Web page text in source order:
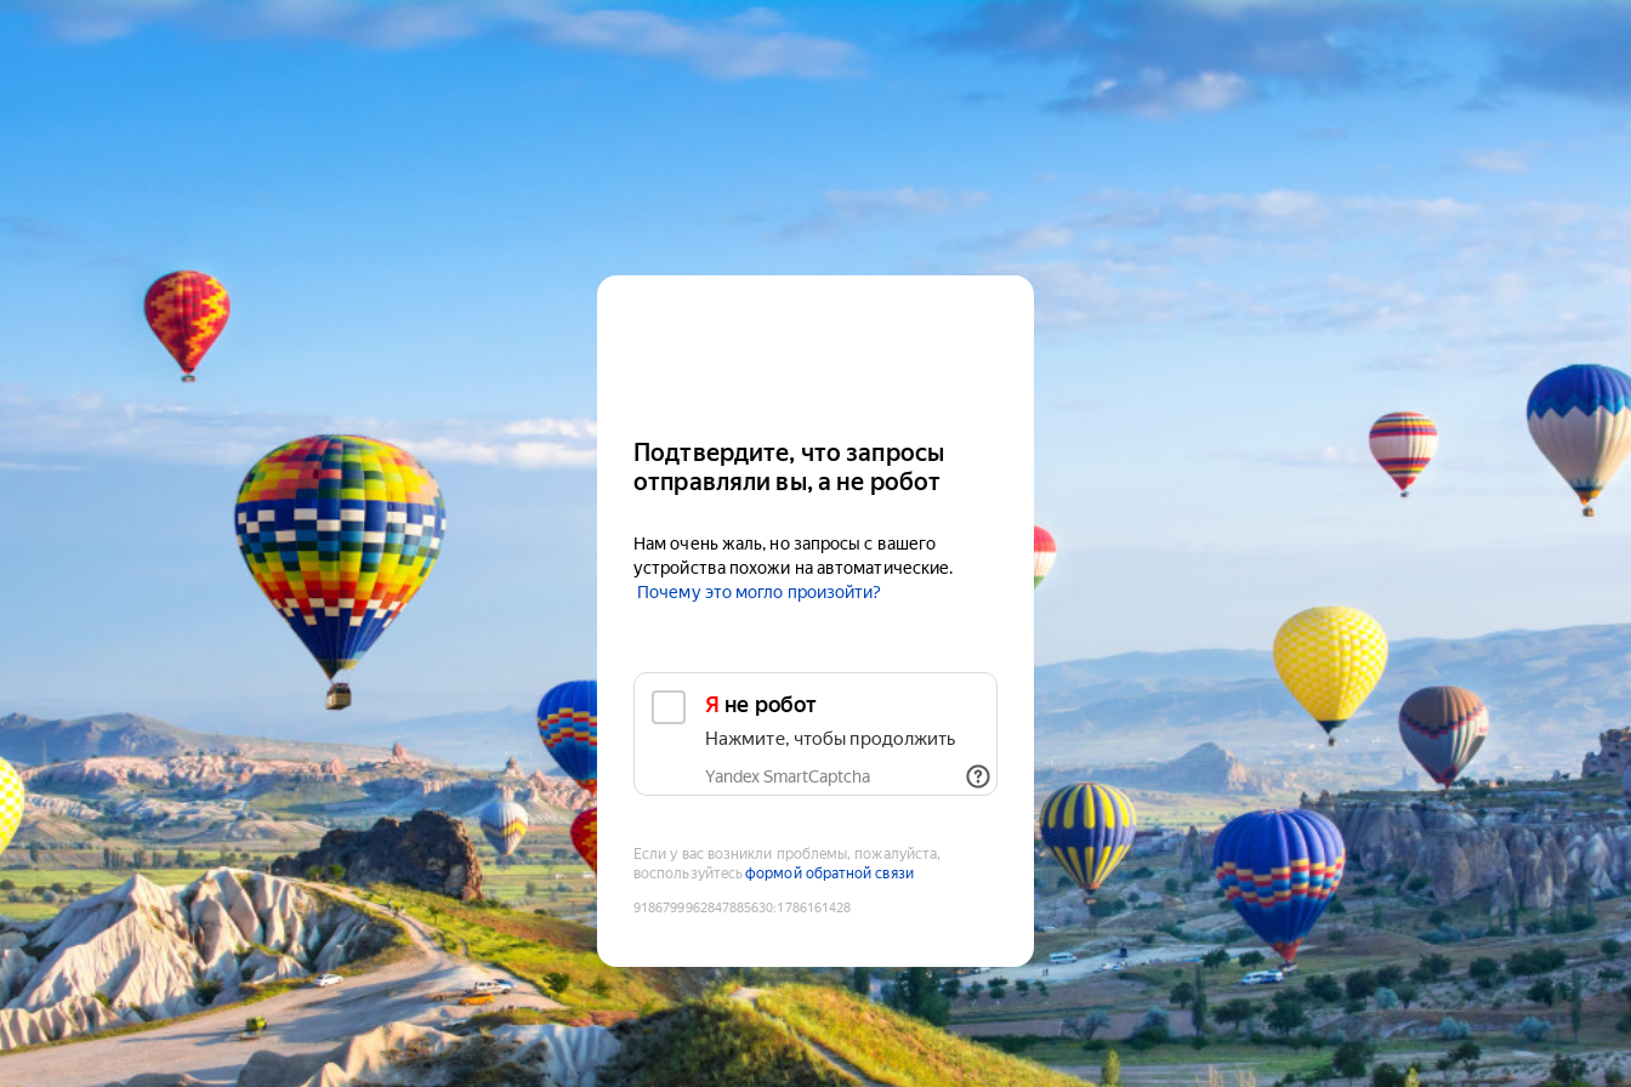
Подтвердите, что запросы
отправляли вы, а не робот
Нам очень жаль, но запросы с вашего
устройства похожи на автоматические.
Почему это могло произойти?
Я не робот
Нажмите, чтобы продолжить
Yandex SmartCaptcha
Если у вас возникли проблемы, пожалуйста,
воспользуйтесьформой обратной связи
9186799962847885630:1786161428